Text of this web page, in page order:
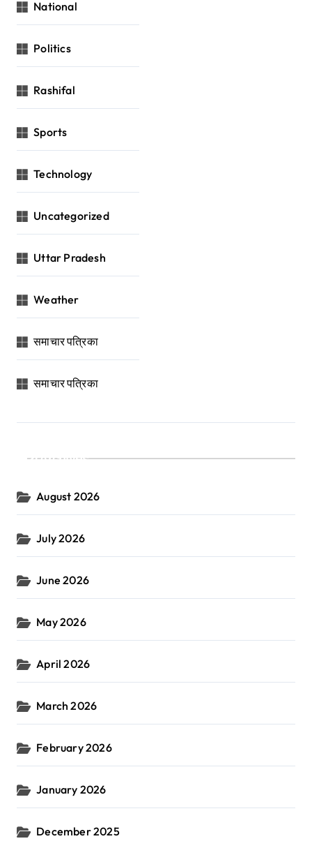
National
Politics
Rashifal
Sports
Technology
Uncategorized
Uttar Pradesh
Weather
समाचार पत्रिका
समाचार पत्रिका
Archives
August 2026
July 2026
June 2026
May 2026
April 2026
March 2026
February 2026
January 2026
December 2025